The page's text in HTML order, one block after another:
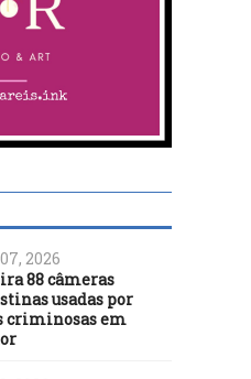
2026
88 câmeras
usadas por
criminosas em